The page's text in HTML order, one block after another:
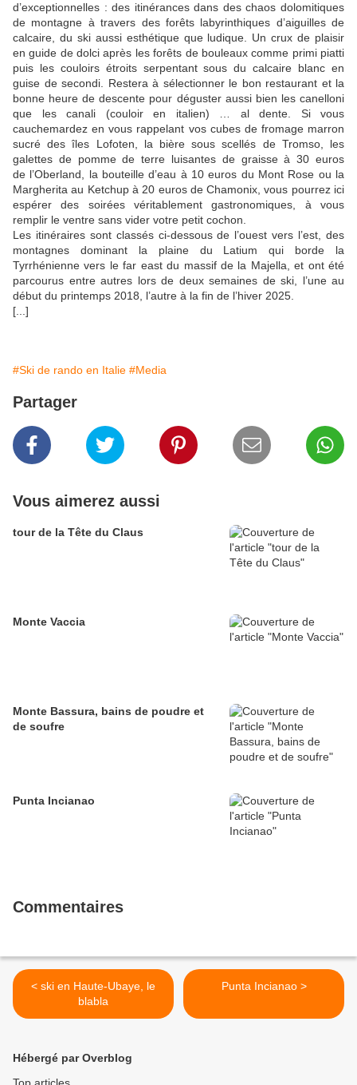
d’exceptionnelles : des itinérances dans des chaos dolomitiques
de montagne à travers des forêts labyrinthiques d’aiguilles de
calcaire, du ski aussi esthétique que ludique. Un crux de plaisir
en guide de dolci après les forêts de bouleaux comme primi piatti
puis les couloirs étroits serpentant sous du calcaire blanc en
guise de secondi. Restera à sélectionner le bon restaurant et la
bonne heure de descente pour déguster aussi bien les canelloni
que les canali (couloir en italien) … al dente. Si vous
cauchemardez en vous rappelant vos cubes de fromage marron
sucré des îles Lofoten, la bière sous scellés de Tromso, les
galettes de pomme de terre luisantes de graisse à 30 euros
de l’Oberland, la bouteille d’eau à 10 euros du Mont Rose ou la
Margherita au Ketchup à 20 euros de Chamonix, vous pourrez ici
espérer des soirées véritablement gastronomiques, à vous
remplir le ventre sans vider votre petit cochon.
Les itinéraires sont classés ci-dessous de l’ouest vers l’est, des
montagnes dominant la plaine du Latium qui borde la
Tyrrhénienne vers le far east du massif de la Majella, et ont été
parcourus entre autres lors de deux semaines de ski, l’une au
début du printemps 2018, l’autre à la fin de l’hiver 2025.
[...]
#Ski de rando en Italie #Media
Partager
Vous aimerez aussi
tour de la Tête du Claus
Monte Vaccia
Monte Bassura, bains de poudre et
de soufre
Punta Incianao
Commentaires
< ski en Haute-Ubaye, le
blabla
Punta Incianao >
Hébergé par Overblog